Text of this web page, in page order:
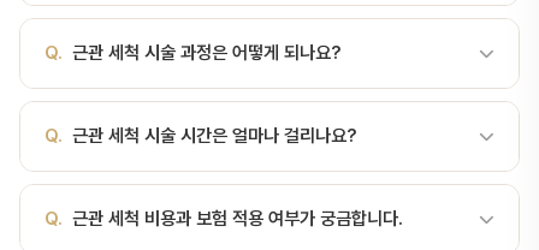
척이란? 근관 세척(Root Canal Irrigation)은 신경치료(근관치료)
중에 치근관 내부를 약제로 반복적으로 씻어내어 세균, 괴사 조직, 상
아질 삭편 및 잔류 분비물을 제거하고 소독하는 과정입니다. 기계적
의 미세오염물을 화학적으로 용해·살균하여 치료 예후에 중요한 역할
을 합니다. 시행 방법과 기본 원칙 무균 술기와 적절한 격리(예: 러버
Q. 근관 세척 시술 과정은 어떻게 되나요?
디치과에서는 정밀 검사 → 치료 계획 수립 → 시술 → 경과 관찰 순
서로 진행합니다. 서울대 출신 전문의가 직접 진료합니다.
Q. 근관 세척 시술 시간은 얼마나 걸리나요?
적으로 30분~2시간 정도 소요됩니다. 정확한 시간은 진료 상담 시 안
Q. 근관 세척 비용과 보험 적용 여부가 궁금합니다.